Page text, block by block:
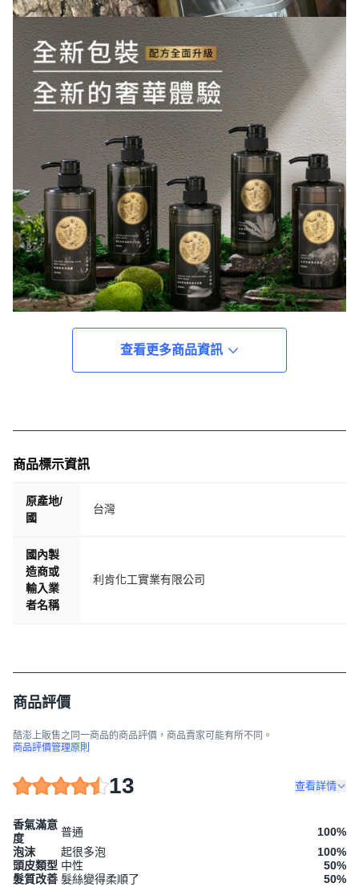
查看更多商品資訊
商品標示資訊
原產地/
國
台灣
國內製
造商或
輸入業
者名稱
利肯化工實業有限公司
商品評價
酷澎上販售之同一商品的商品評價，商品賣家可能有所不同。
商品評價管理原則
13 查看詳情
香氣滿意
度
普通 100%
泡沫
起很多泡 100%
頭皮類型 中性 50%
髮質改善 髮絲變得柔順了 50%